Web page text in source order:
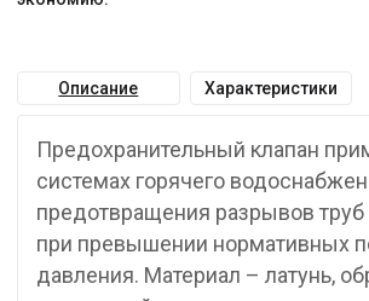
Описание Характеристики
Предохранительный клапан
системах горячего
предотвращения разрывов труб
при превышении нормативных
давления. Материал – латунь,